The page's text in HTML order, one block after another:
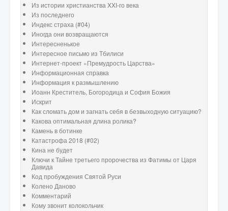
Из истории христианства XXI-го века
Из последнего
Индекс страха (#04)
Иногда они возвращаются
Интересненькое
Интересное письмо из Тбилиси
Интернет-проект «Премудрость Царства»
Информационная справка
Информация к размышлению
Иоанн Креститель, Богородица и София Божия
Искрит
Как сломать дом и загнать себя в безвыходную ситуацию?
Какова оптимальная длина ролика?
Камень в ботинке
Катастрофа 2018 (#02)
Кина не будет
Ключи к Тайне третьего пророчества из Фатимы от Царя
Давида
Код пробуждения Святой Руси
Колено Даново
Комментарий
Кому звонит колокольчик